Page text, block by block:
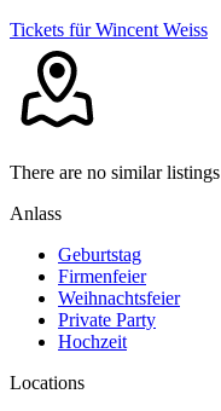
Tickets für Wincent Weiss
There are no similar listings
Anlass
Geburtstag
Firmenfeier
Weihnachtsfeier
Private Party
Hochzeit
Locations